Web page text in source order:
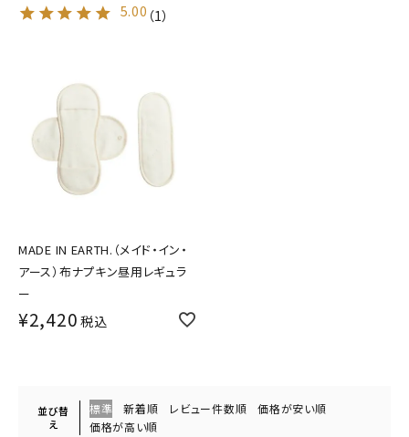
5.00 （1）
MADE IN EARTH.（メイド・イン・
アース）布ナプキン昼用レギュラ
ー
¥2,420 税込
並び替
え
標準 新着順 レビュー件数順
価格が安い順
価格が高い順